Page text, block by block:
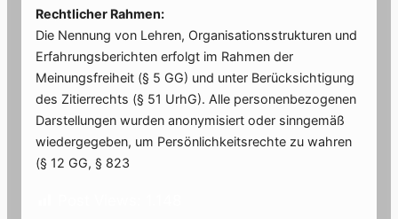
Rechtlicher Rahmen:
Die Nennung von Lehren, Organisationsstrukturen und
Erfahrungsberichten erfolgt im Rahmen der
Meinungsfreiheit (§ 5 GG) und unter Berücksichtigung
des Zitierrechts (§ 51 UrhG). Alle personenbezogenen
Darstellungen wurden anonymisiert oder sinngemäß
wiedergegeben, um Persönlichkeitsrechte zu wahren
(§ 12 GG, § 823